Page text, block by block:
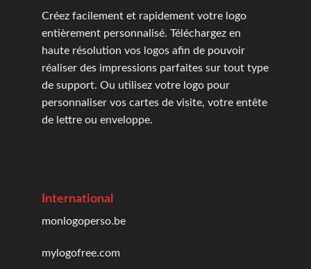
Créez facilement et rapidement votre logo
entièrement personnalisé. Téléchargez en
haute résolution vos logos afin de pouvoir
réaliser des impressions parfaites sur tout type
de support. Ou utilisez votre logo pour
personnaliser vos cartes de visite, votre entête
de lettre ou enveloppe.
International
monlogoperso.be
mylogofree.com